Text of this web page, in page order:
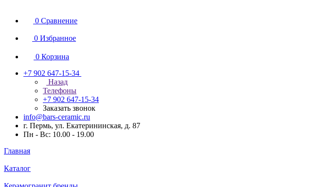
0 Сравнение
0 Избранное
0 Корзина
+7 902 647-15-34
Назад
Телефоны
+7 902 647-15-34
Заказать звонок
info@bars-ceramic.ru
г. Пермь, ул. Екатерининская, д. 87
Пн - Вс: 10.00 - 19.00
Главная
Каталог